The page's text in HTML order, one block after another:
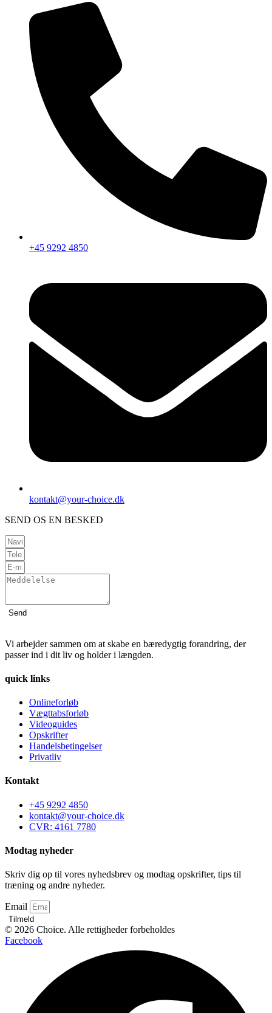
+45 9292 4850
kontakt@your-choice.dk
SEND OS EN BESKED
Send
Vi arbejder sammen om at skabe en bæredygtig forandring, der
passer ind i dit liv og holder i længden.
quick links
Onlineforløb
Vægttabsforløb
Videoguides
Opskrifter
Handelsbetingelser
Privatliv
Kontakt
+45 9292 4850
kontakt@your-choice.dk
CVR: 4161 7780
Modtag nyheder
Skriv dig op til vores nyhedsbrev og modtag opskrifter, tips til
træning og andre nyheder.
Email
Tilmeld
© 2026 Choice. Alle rettigheder forbeholdes
Facebook